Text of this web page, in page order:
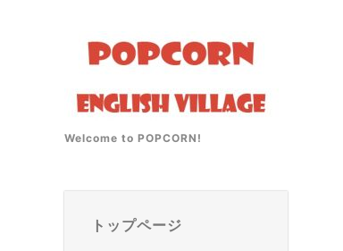
Welcome to POPCORN!
トップページ